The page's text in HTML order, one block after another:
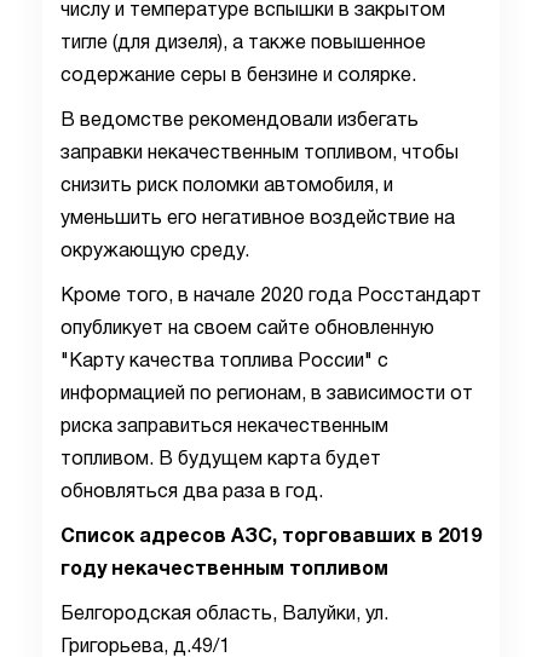
числу и температуре вспышки в закрытом
тигле (для дизеля), а также повышенное
содержание серы в бензине и солярке.
В ведомстве рекомендовали избегать
заправки некачественным топливом, чтобы
снизить риск поломки автомобиля, и
уменьшить его негативное воздействие на
окружающую среду.
Кроме того, в начале 2020 года Росстандарт
опубликует на своем сайте обновленную
"Карту качества топлива России" с
информацией по регионам, в зависимости от
риска заправиться некачественным
топливом. В будущем карта будет
обновляться два раза в год.
Список адресов АЗС, торговавших в 2019
году некачественным топливом
Белгородская область, Валуйки, ул.
Григорьева, д.49/1